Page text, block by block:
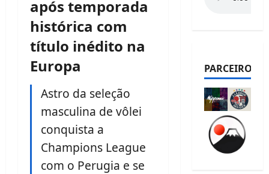
após temporada
histórica com
título inédito na
Europa
Astro da seleção
masculina de vôlei
conquista a
Champions League
com o Perugia e se
PARCEIROS